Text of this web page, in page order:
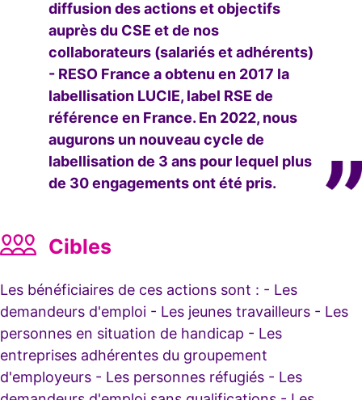
diffusion des actions et objectifs
auprès du CSE et de nos
collaborateurs (salariés et adhérents)
- RESO France a obtenu en 2017 la
labellisation LUCIE, label RSE de
référence en France. En 2022, nous
augurons un nouveau cycle de
labellisation de 3 ans pour lequel plus
de 30 engagements ont été pris.
Cibles
Les bénéficiaires de ces actions sont : - Les
demandeurs d'emploi - Les jeunes travailleurs - Les
personnes en situation de handicap - Les
entreprises adhérentes du groupement
d'employeurs - Les personnes réfugiés - Les